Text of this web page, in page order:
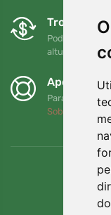
Trocas e
Pode devolver
altura no
Apoiamos
Para cada
Sobre nós